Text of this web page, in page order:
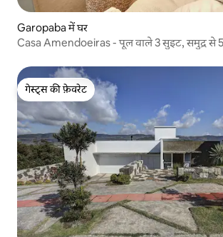
Garopaba में घर
Casa Amendoeiras - पूल वाले 3 सुइट, समुद्र से
गेस्ट्स की फ़ेवरेट
गेस्ट्स की फ़ेवरेट